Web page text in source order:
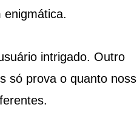
enigmática.
intrigado. Outro
só prova o quanto